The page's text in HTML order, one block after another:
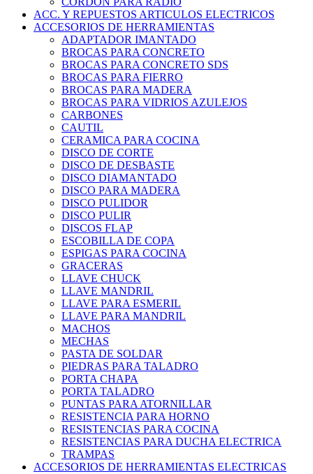
ACC. Y REPUESTOS ARTICULOS ELECTRICOS
ACCESORIOS DE HERRAMIENTAS
ADAPTADOR IMANTADO
BROCAS PARA CONCRETO
BROCAS PARA CONCRETO SDS
BROCAS PARA FIERRO
BROCAS PARA MADERA
BROCAS PARA VIDRIOS AZULEJOS
CARBONES
CAUTIL
CERAMICA PARA COCINA
DISCO DE CORTE
DISCO DE DESBASTE
DISCO DIAMANTADO
DISCO PARA MADERA
DISCO PULIDOR
DISCO PULIR
DISCOS FLAP
ESCOBILLA DE COPA
ESPIGAS PARA COCINA
GRACERAS
LLAVE CHUCK
LLAVE MANDRIL
LLAVE PARA ESMERIL
LLAVE PARA MANDRIL
MACHOS
MECHAS
PASTA DE SOLDAR
PIEDRAS PARA TALADRO
PORTA CHAPA
PORTA TALADRO
PUNTAS PARA ATORNILLAR
RESISTENCIA PARA HORNO
RESISTENCIAS PARA COCINA
RESISTENCIAS PARA DUCHA ELECTRICA
TRAMPAS
ACCESORIOS DE HERRAMIENTAS ELECTRICAS